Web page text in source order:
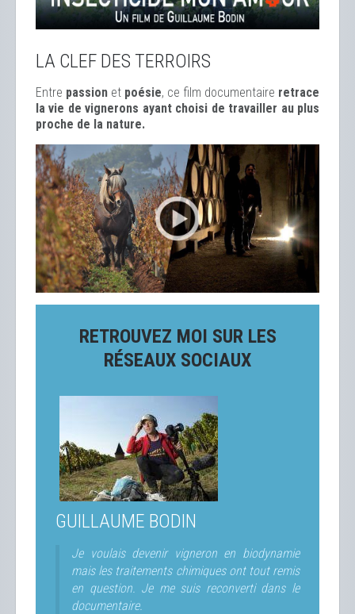
LA CLEF DES TERROIRS
Entre passion et poésie, ce film documentaire retrace
la vie de vignerons ayant choisi de travailler au plus
proche de la nature.
RETROUVEZ MOI SUR LES
RÉSEAUX SOCIAUX
GUILLAUME BODIN
Je voulais devenir vigneron en biodynamie
mais les traitements chimiques ont tout remis
en question. Je me suis reconverti dans le
documentaire.